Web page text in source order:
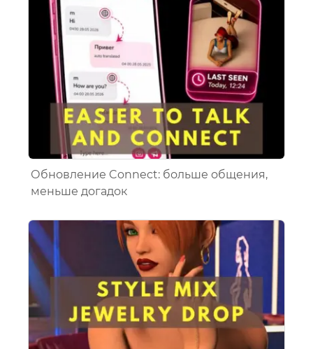
Обновление Connect: больше общения,
меньше догадок